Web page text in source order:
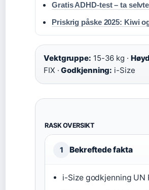
Gratis ADHD-test – ta
Priskrig påske 2025: Kiwi
Vektgruppe: 15-36 kg ·
FIX ·Godkjenning: i-Size
RASK OVERSIKT
1 Bekreftede fakta
i-Size godkjenning UN